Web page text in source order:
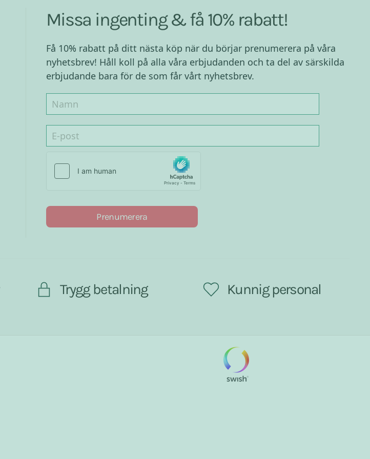
Missa ingenting & få 10% rabatt!
Få 10% rabatt på ditt nästa köp när du börjar prenumerera på våra
nyhetsbrev! Håll koll på alla våra erbjudanden och ta del av särskilda
erbjudande bara för de som får vårt nyhetsbrev.
Prenumerera
Trygg betalning Kunnig personal